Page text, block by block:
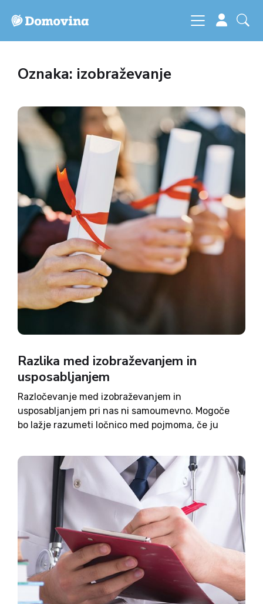
Oznaka: izobraževanje
Razlika med izobraževanjem in
usposabljanjem
Razločevanje med izobraževanjem in
usposabljanjem pri nas ni samoumevno. Mogoče
bo lažje razumeti ločnico med pojmoma, če ju
(izobraževanje), training (usposabljanje). Zelo
poenostavljeno lahko rečemo, da se izobraževanje
izvaja v šolah, usposabljanje pa v delovnih
organizacijah,...